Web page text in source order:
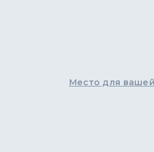
Место для